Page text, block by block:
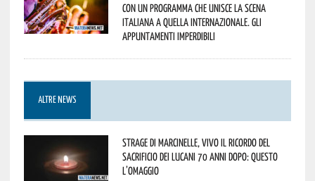
con un programma che unisce la scena
italiana a quella internazionale. Gli
appuntamenti imperdibili
ALTRE NEWS
Strage di Marcinelle, vivo il ricordo del
sacrificio dei lucani 70 anni dopo: questo
l’omaggio